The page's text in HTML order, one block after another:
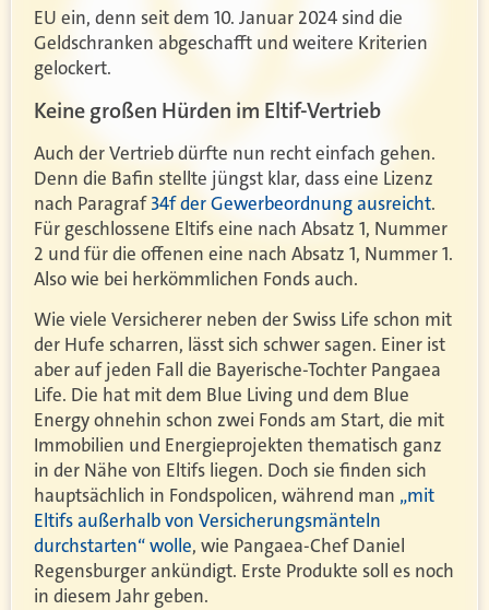
EU ein, denn seit dem 10. Januar 2024 sind die
Geldschranken abgeschafft und weitere Kriterien
gelockert.
Keine großen Hürden im Eltif-Vertrieb
Auch der Vertrieb dürfte nun recht einfach gehen.
Denn die Bafin stellte jüngst klar, dass eine Lizenz
nach Paragraf34f der Gewerbeordnung ausreicht.
Für geschlossene Eltifs eine nach Absatz 1, Nummer
2 und für die offenen eine nach Absatz 1, Nummer 1.
Also wie bei herkömmlichen Fonds auch.
Wie viele Versicherer neben der Swiss Life schon mit
der Hufe scharren, lässt sich schwer sagen. Einer ist
aber auf jeden Fall die Bayerische-Tochter Pangaea
Life. Die hat mit dem Blue Living und dem Blue
Energy ohnehin schon zwei Fonds am Start, die mit
Immobilien und Energieprojekten thematisch ganz
in der Nähe von Eltifs liegen. Doch sie finden sich
hauptsächlich in Fondspolicen, während man „mit
Eltifs außerhalb von Versicherungsmänteln
durchstarten“ wolle, wie Pangaea-Chef Daniel
Regensburger ankündigt. Erste Produkte soll es noch
in diesem Jahr geben.